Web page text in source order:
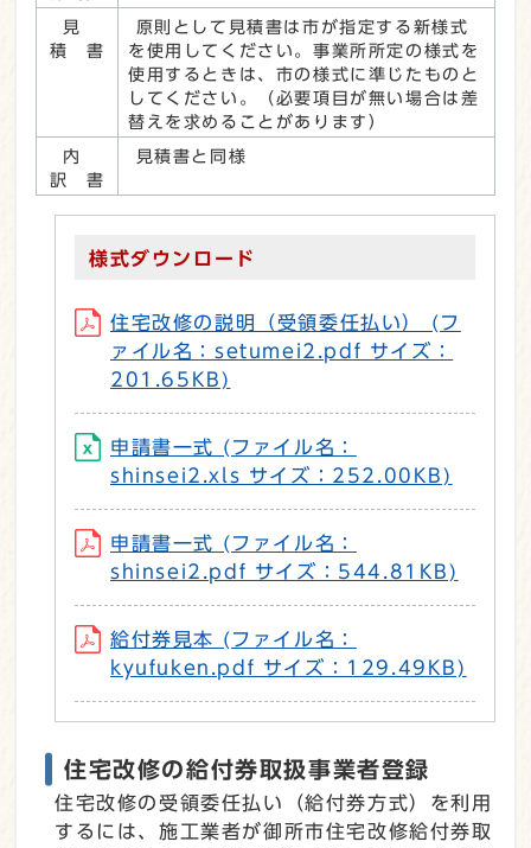
見
積 書
原則として見積書は市が指定する新様式
を使用してください。事業所所定の様式を
使用するときは、市の様式に準じたものと
してください。（必要項目が無い場合は差
替えを求めることがあります）
内
訳 書
見積書と同様
様式ダウンロード
住宅改修の説明（受領委任払い） (フ
ァイル名：setumei2.pdf サイズ：
201.65KB)
申請書一式 (ファイル名：
shinsei2.xls サイズ：252.00KB)
申請書一式 (ファイル名：
shinsei2.pdf サイズ：544.81KB)
給付券見本 (ファイル名：
kyufuken.pdf サイズ：129.49KB)
住宅改修の給付券取扱事業者登録
住宅改修の受領委任払い（給付券方式）を利用
するには、施工業者が御所市住宅改修給付券取